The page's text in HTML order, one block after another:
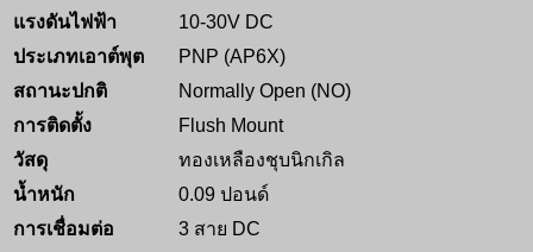
แรงดันไฟฟ้า
10-30V DC
ประเภทเอาต์พุต
PNP (AP6X)
สถานะปกติ
Normally Open (NO)
การติดตั้ง
Flush Mount
วัสดุ
ทองเหลืองชุบนิกเกิล
น้ำหนัก
0.09 ปอนด์
การเชื่อมต่อ
3 สาย DC